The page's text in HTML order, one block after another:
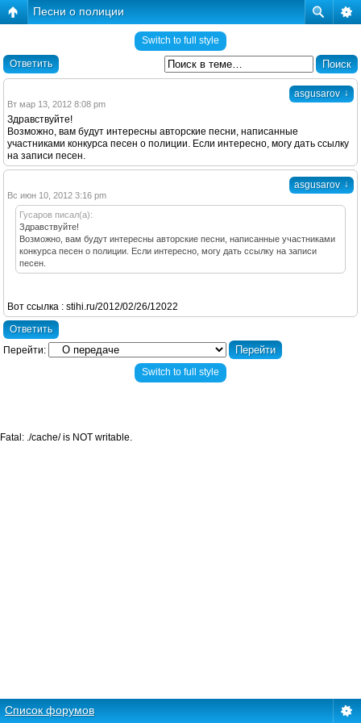
Песни о полиции
Switch to full style
Ответить
asgusarov ↓
Вт мар 13, 2012 8:08 pm
Здравствуйте!
Возможно, вам будут интересны авторские песни, написанные
участниками конкурса песен о полиции. Если интересно, могу дать ссылку
на записи песен.
asgusarov ↓
Вс июн 10, 2012 3:16 pm
Гусаров писал(а):
Здравствуйте!
Возможно, вам будут интересны авторские песни, написанные участниками
конкурса песен о полиции. Если интересно, могу дать ссылку на записи
песен.
Вот ссылка : stihi.ru/2012/02/26/12022
Ответить
Перейти:
Switch to full style
Список форумов
Fatal: ./cache/ is NOT writable.